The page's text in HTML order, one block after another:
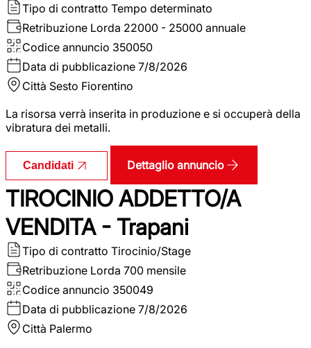
Tipo di contratto Tempo determinato
Retribuzione Lorda 22000 - 25000 annuale
Codice annuncio 350050
Data di pubblicazione 7/8/2026
Città Sesto Fiorentino
La risorsa verrà inserita in produzione e si occuperà della
vibratura dei metalli.
Candidati Dettaglio annuncio
TIROCINIO ADDETTO/A
VENDITA - Trapani
Tipo di contratto Tirocinio/Stage
Retribuzione Lorda 700 mensile
Codice annuncio 350049
Data di pubblicazione 7/8/2026
Città Palermo